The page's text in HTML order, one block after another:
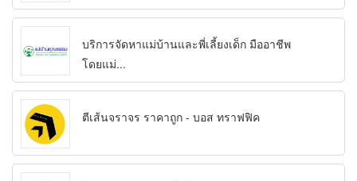
บริการจัดหาแม่บ้านและพี่เลี้ยงเด็ก มืออาชีพ
โดยแม่...
ตีเส้นจราจร ราคาถูก - บอส ทราฟฟิค